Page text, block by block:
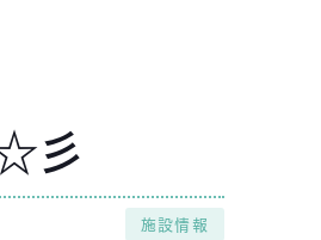
彡
施設情報